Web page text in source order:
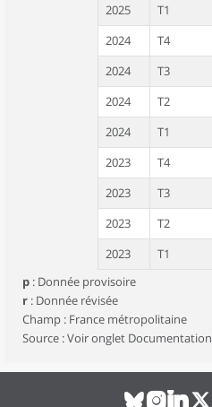
2025
T1
2024
T4
2024
T3
2024
T2
2024
T1
2023
T4
2023
T3
2023
T2
2023
T1
2022
2022
T3
2022
T2
2022
T1
p : Donnée provisoire
r : Donnée révisée
Champ : France métropolitaine
Source : Voir onglet Documentation